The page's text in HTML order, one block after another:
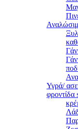
Υγρά/
φροντίδα